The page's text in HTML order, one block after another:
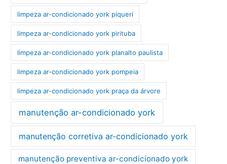
limpeza ar-condicionado york piqueri
limpeza ar-condicionado york pirituba
limpeza ar-condicionado york planalto paulista
limpeza ar-condicionado york pompeia
limpeza ar-condicionado york praça da árvore
manutenção ar-condicionado york
manutenção corretiva ar-condicionado york
manutenção preventiva ar-condicionado york